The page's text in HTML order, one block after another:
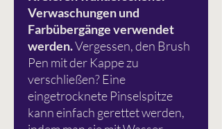
Verwaschungen und
Farbübergänge verwendet
werden.Vergessen, den Brush
Pen mit der Kappe zu
verschließen? Eine
eingetrocknete Pinselspitze
kann einfach gerettet werden,